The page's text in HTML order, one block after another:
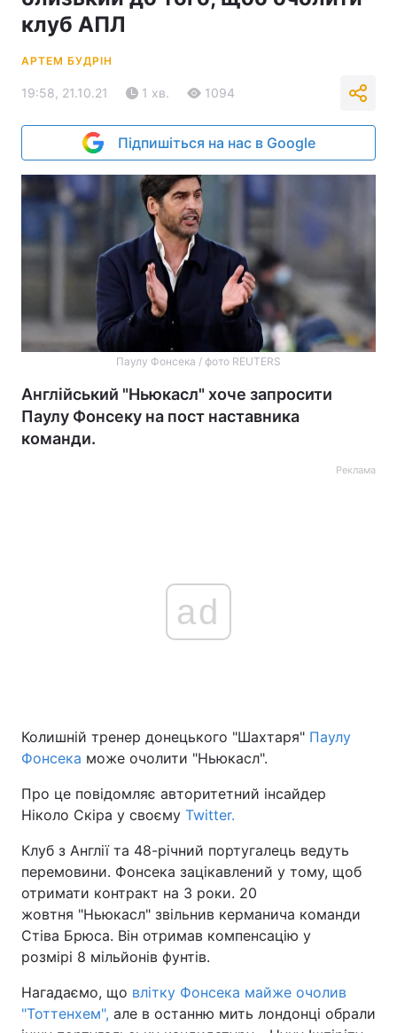
клуб АПЛ
АРТЕМ БУДРІН
19:58, 21.10.21 1 хв. 1094
Підпишіться на нас в Google
Паулу Фонсека / фото REUTERS
Англійський "Ньюкасл" хоче запросити
Паулу Фонсеку на пост наставника
команди.
Реклама
ad
Колишній тренер донецького "Шахтаря" Паулу
Фонсека може очолити "Ньюкасл".
Про це повідомляє авторитетний інсайдер
Ніколо Скіра у своєму Twitter.
Клуб з Англії та 48-річний португалець ведуть
перемовини. Фонсека зацікавлений у тому, щоб
отримати контракт на 3 роки. 20
жовтня "Ньюкасл" звільнив керманича команди
Стіва Брюса. Він отримав компенсацію у
розмірі 8 мільйонів фунтів.
Нагадаємо, що влітку Фонсека майже очолив
"Тоттенхем", але в останню мить лондонці обрали